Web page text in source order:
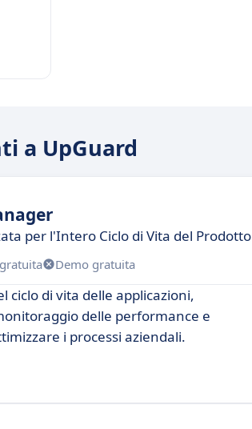
a UpGuard
per l'Intero Ciclo di Vita del Prodotto
Demo gratuita
ciclo di vita delle applicazioni,
delle performance e
i processi aziendali.